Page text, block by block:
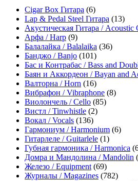
Cigar Box Гитара (6)
Lap & Pedal Steel Гитара (13)
Акустическая Гитара / Acoustic
Арфа / Harp (9)
Балалайка / Balalaika (36)
Банджо / Banjo (101)
Бас и Контрабас / Bass and
Баян и Аккордеон / Bayan and
Валторна / Horn (16)
Вибрафон / Vibraphone (8)
Виолончель / Cello (85)
Вистл / Tinwhistle (2)
Вокал / Vocals (136)
Гармониум / Harmonium (6)
Гитарлеле / Guitarlele (1)
Губная гармоника / Harmonica
Домра и Мандолина / Mandolin
Железо / Equipment (69)
Журналы / Magazines (782)